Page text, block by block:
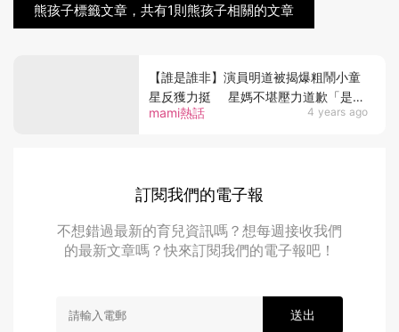
熊孩子標籤文章，共有1則熊孩子相關的文章
mami熱話 4 years ago
【誰是誰非】演員明道被揭爆粗鬧小童
星反獲力挺 星媽不堪壓力道歉「是我
的錯」
訂閱我們的電子報
不想錯過最新的育兒資訊嗎？想每週接收我們
的最新文章嗎？快來訂閱我們的電子報吧！
送出